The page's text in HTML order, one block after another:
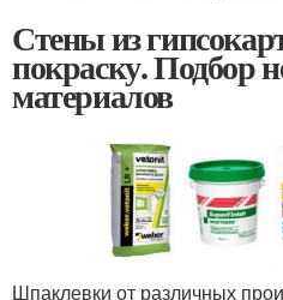
Стены из
покраску. Подбор
материалов
Шпаклевки от различных